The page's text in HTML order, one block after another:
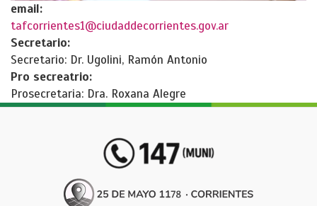
email:
tafcorrientes1@ciudaddecorrientes.gov.ar
Secretario:
Secretario: Dr. Ugolini, Ramón Antonio
Pro secreatrio:
Prosecretaria: Dra. Roxana Alegre